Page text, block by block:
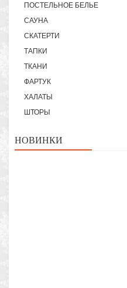
ПОСТЕЛЬНОЕ БЕЛЬЕ
САУНА
СКАТЕРТИ
ТАПКИ
ТКАНИ
ФАРТУК
ХАЛАТЫ
ШТОРЫ
НОВИНКИ